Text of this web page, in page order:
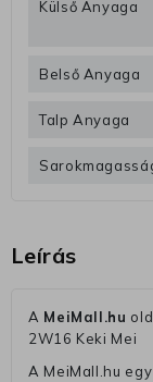
Külső Anyaga
Belső Anyaga
Talp Anyaga
Leírás
A MeiMall.hu
2W16 Keki Mei
A MeiMall.hu